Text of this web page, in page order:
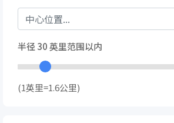
半径30英里范围以内
(1英里=1.6公里)